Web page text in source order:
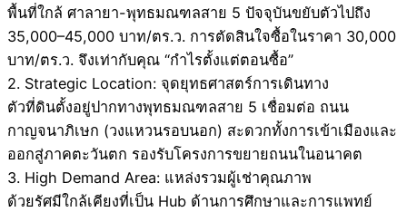
พื้นที่ใกล้ ศาลายา-พุทธมณฑลสาย 5 ปัจจุบันขยับตัวไปถึง
35,000–45,000 บาท/ตร.ว. การตัดสินใจซื้อในราคา 30,000
บาท/ตร.ว. จึงเท่ากับคุณ “กำไรตั้งแต่ตอนซื้อ”
2. Strategic Location: จุดยุทธศาสตร์การเดินทาง
ตัวที่ดินตั้งอยู่ปากทางพุทธมณฑลสาย 5 เชื่อมต่อ ถนน
กาญจนาภิเษก (วงแหวนรอบนอก) สะดวกทั้งการเข้าเมืองและ
ออกสู่ภาคตะวันตก รองรับโครงการขยายถนนในอนาคต
3. High Demand Area: แหล่งรวมผู้เช่าคุณภาพ
ด้วยรัศมีใกล้เคียงที่เป็น Hub ด้านการศึกษาและการแพทย์